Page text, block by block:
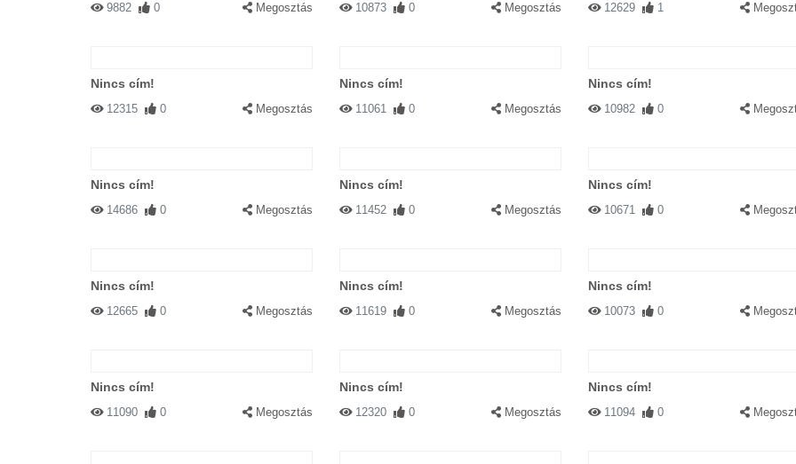
9882 0 Megosztás 10873 0 Megosztás 12629 1
Nincs cím!
12315 0 Megosztás
Nincs cím!
11061 0 Megosztás
Nincs cím!
10982 0
Nincs cím!
14686 0 Megosztás
Nincs cím!
11452 0 Megosztás
Nincs cím!
10671 0
Nincs cím!
12665 0 Megosztás
Nincs cím!
11619 0 Megosztás
Nincs cím!
10073 0
Nincs cím!
11090 0 Megosztás
Nincs cím!
12320 0 Megosztás
Nincs cím!
11094 0